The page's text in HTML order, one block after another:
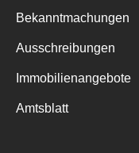
Bekanntmachungen
Ausschreibungen
Immobilienangebote
Amtsblatt